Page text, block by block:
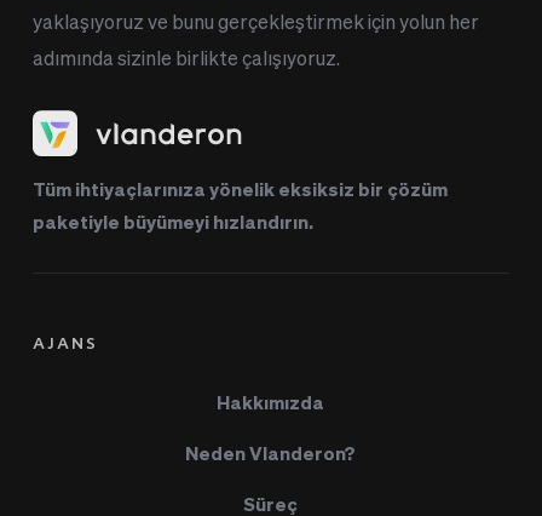
yaklaşıyoruz ve bunu gerçekleştirmek için yolun her
adımında sizinle birlikte çalışıyoruz.
Tüm ihtiyaçlarınıza yönelik eksiksiz bir çözüm
paketiyle büyümeyi hızlandırın.
AJANS
Hakkımızda
Neden Vlanderon?
Süreç